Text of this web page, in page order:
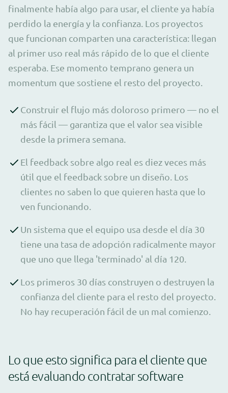
finalmente había algo para usar, el cliente ya había
perdido la energía y la confianza. Los proyectos
que funcionan comparten una característica: llegan
al primer uso real más rápido de lo que el cliente
esperaba. Ese momento temprano genera un
momentum que sostiene el resto del proyecto.
Construir el flujo más doloroso primero — no el
más fácil — garantiza que el valor sea visible
desde la primera semana.
El feedback sobre algo real es diez veces más
útil que el feedback sobre un diseño. Los
clientes no saben lo que quieren hasta que lo
ven funcionando.
Un sistema que el equipo usa desde el día 30
tiene una tasa de adopción radicalmente mayor
que uno que llega 'terminado' al día 120.
Los primeros 30 días construyen o destruyen la
confianza del cliente para el resto del proyecto.
No hay recuperación fácil de un mal comienzo.
Lo que esto significa para el cliente que
está evaluando contratar software